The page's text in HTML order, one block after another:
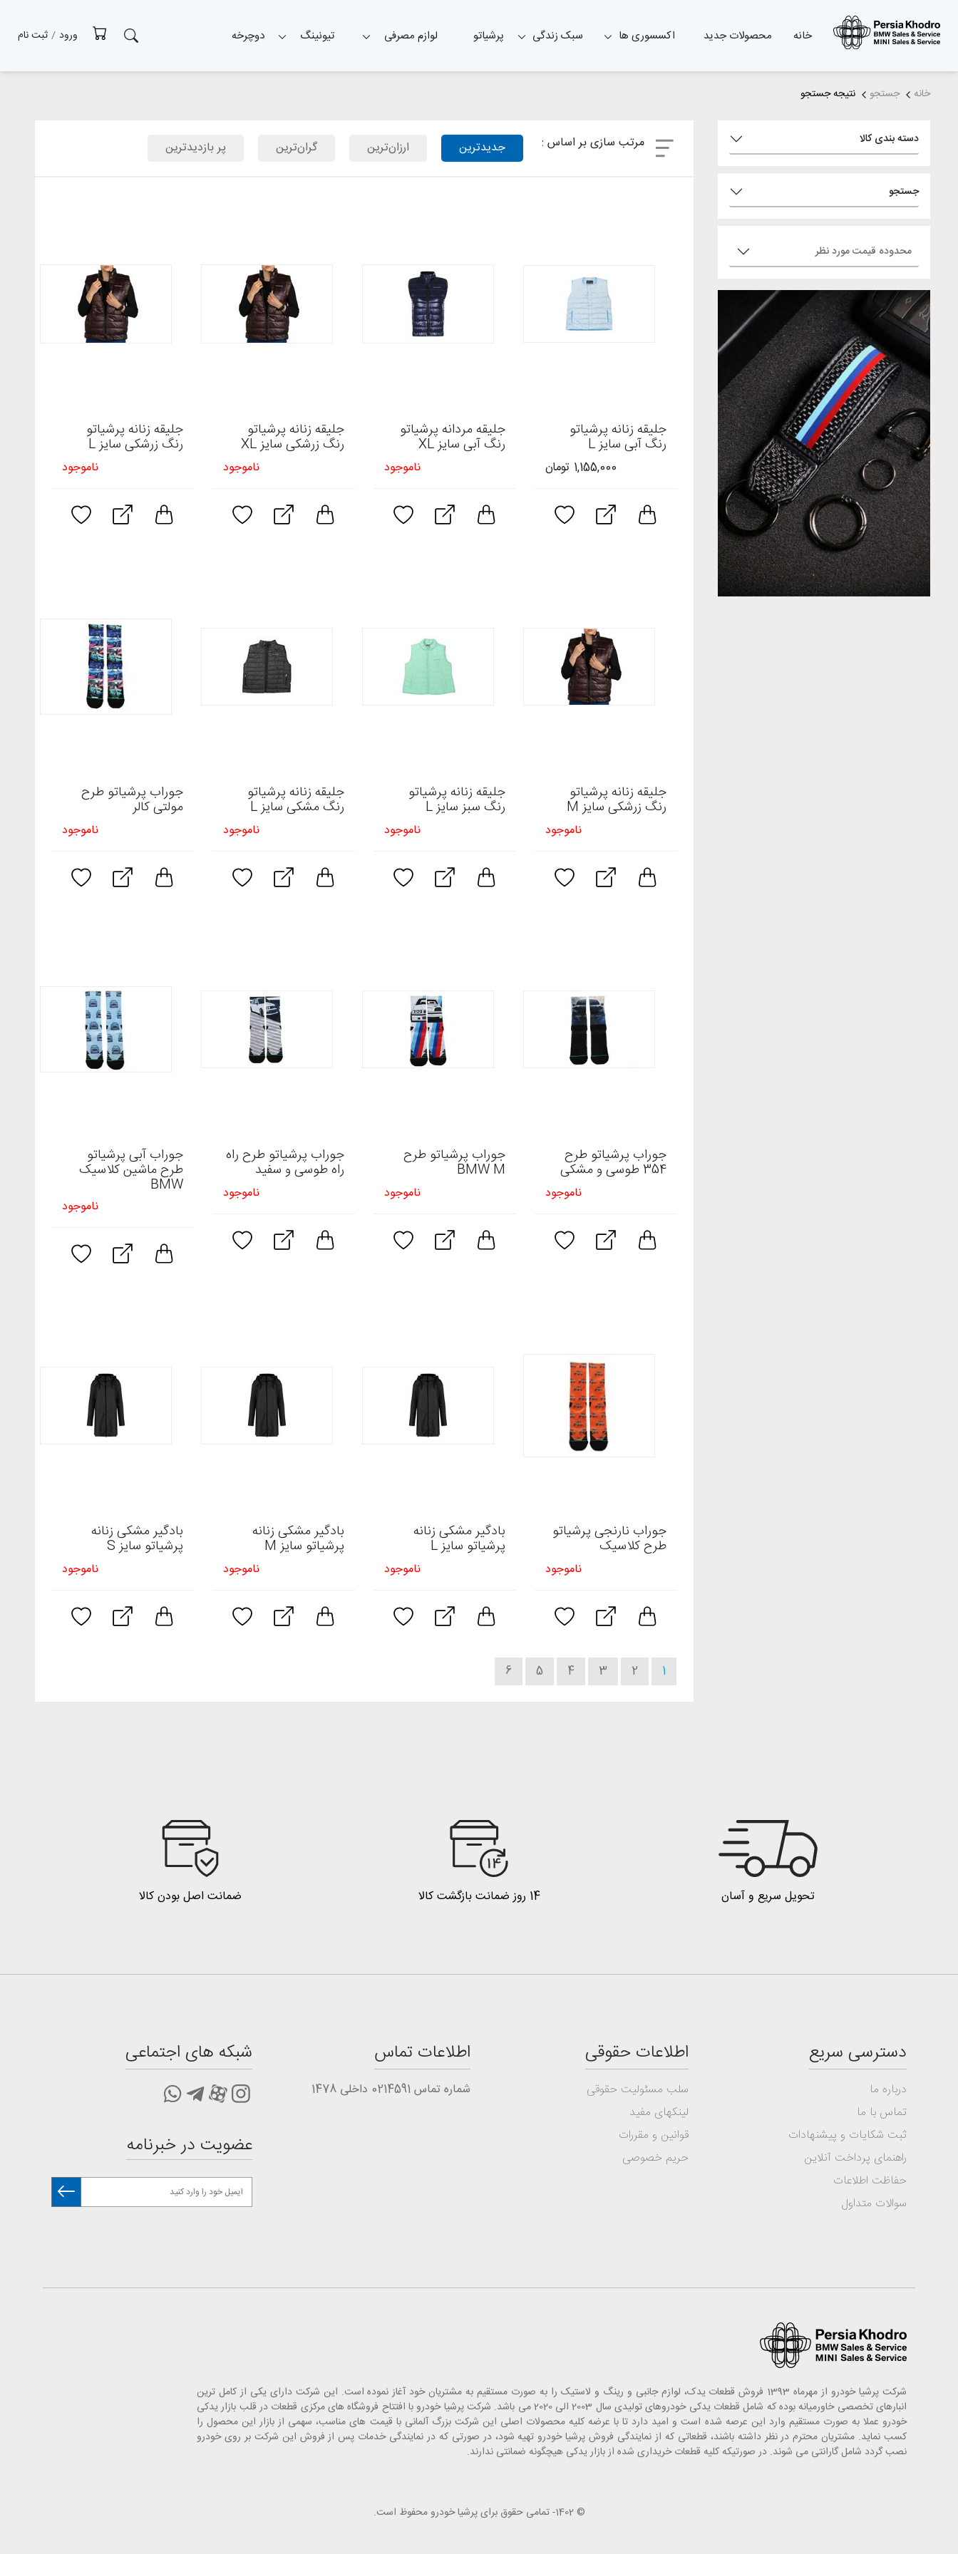
خانه محصولات جدید اکسسوری ها سبک زندگی پرشیاتو لوازم مصرفی تیونینگ دوچرخه ورود / ثبت نام
خانه جستجو نتیجه جستجو
دسته بندی کالا
جستجو
محدوده قیمت مورد نظر
مرتب سازی بر اساس : جدیدترین ارزان‌ترین گران‌ترین پر بازدیدترین
جلیقه زنانه پرشیاتو
رنگ آبی سایز L
1,155,000 تومان
جلیقه مردانه پرشیاتو
رنگ آبی سایز XL
ناموجود
جلیقه زنانه پرشیاتو
رنگ زرشکی سایز XL
ناموجود
جلیقه زنانه پرشیاتو
رنگ زرشکی سایز L
ناموجود
جلیقه زنانه پرشیاتو
رنگ زرشکی سایز M
ناموجود
جلیقه زنانه پرشیاتو
رنگ سبز سایز L
ناموجود
جلیقه زنانه پرشیاتو
رنگ مشکی سایز L
ناموجود
جوراب پرشیاتو طرح
مولتی کالر
ناموجود
جوراب پرشیاتو طرح
354 طوسی و مشکی
ناموجود
جوراب پرشیاتو طرح
BMW M
ناموجود
جوراب پرشیاتو طرح راه
راه طوسی و سفید
ناموجود
جوراب آبی پرشیاتو
طرح ماشین کلاسیک
BMW
ناموجود
جوراب نارنجی پرشیاتو
طرح کلاسیک
ناموجود
بادگیر مشکی زنانه
پرشیاتو سایز L
ناموجود
بادگیر مشکی زنانه
پرشیاتو سایز M
ناموجود
بادگیر مشکی زنانه
پرشیاتو سایز S
ناموجود
1
2
3
4
5
6
تحویل سریع و آسان 14 روز ضمانت بازگشت کالا ضمانت اصل بودن کالا
دسترسی سریع
درباره ما
تماس با ما
ثبت شکایات و پیشنهادات
راهنمای پرداخت آنلاین
حفاظت اطلاعات
سوالات متداول
اطلاعات حقوقی
سلب مسئولیت حقوقی
لینکهای مفید
قوانین و مقررات
حریم خصوصی
اطلاعات تماس
شماره تماس 0214591 داخلی 1478
شبکه های اجتماعی
عضویت در خبرنامه
شرکت پرشیا خودرو از مهرماه 1393 فروش قطعات یدک، لوازم جانبی و رینگ و لاستیک را به صورت مستقیم به مشتریان خود آغاز نموده است. این شرکت دارای یکی از کامل ترین
انبارهای تخصصی خاورمیانه بوده که شامل قطعات یدکی خودروهای تولیدی سال 2003 الی 2020 می باشد. شرکت پرشیا خودرو با افتتاح فروشگاه های مرکزی قطعات در قلب بازار یدکی
خودرو عملا به صورت مستقیم وارد این عرصه شده است و امید دارد تا با عرضه کلیه محصولات اصلی این شرکت بزرگ آلمانی با قیمت های مناسب، سهمی از بازار این محصول را
کسب نماید. مشتریان محترم در نظر داشته باشند، قطعاتی که از نمایندگی فروش پرشیا خودرو تهیه شود، در صورتی که در نمایندگی خدمات پس از فروش این شرکت بر روی خودرو
نصب گردد شامل گارانتی می شوند. در صورتیکه کلیه قطعات خریداری شده از بازار یدکی هیچگونه ضمانتی ندارند.
© 1402- تمامی حقوق برای پرشیا خودرو محفوظ است.